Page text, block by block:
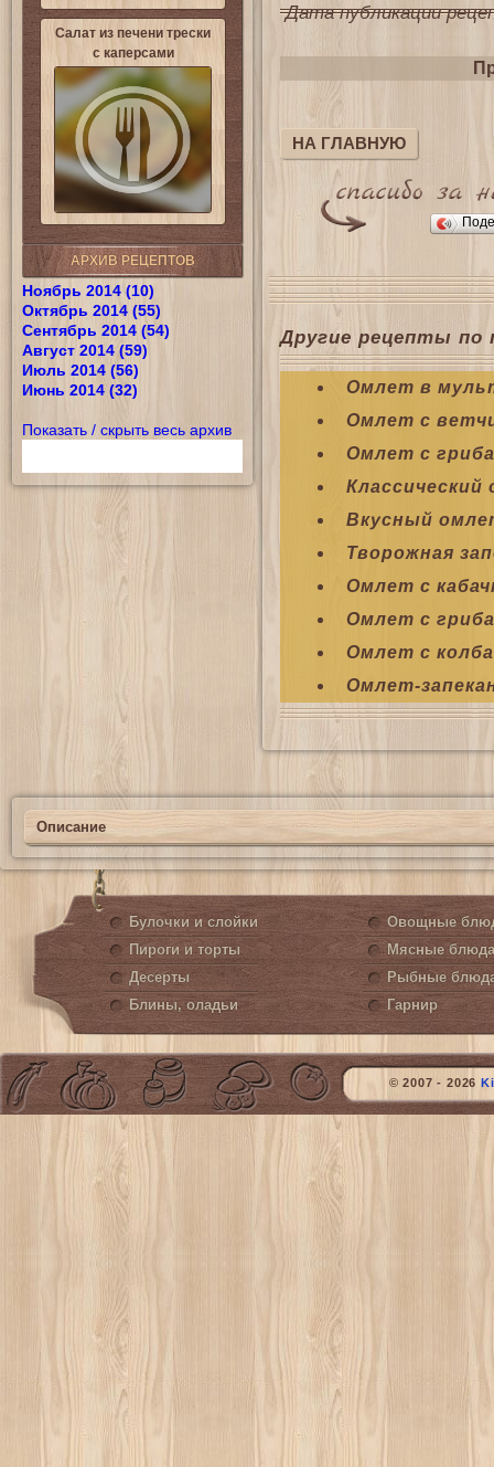
Салат из печени трески
с каперсами
АРХИВ РЕЦЕПТОВ
Ноябрь 2014 (10)
Октябрь 2014 (55)
Сентябрь 2014 (54)
Август 2014 (59)
Июль 2014 (56)
Июнь 2014 (32)
Показать / скрыть весь архив
Дата публикации
НА ГЛАВНУЮ
Другие рецепты по
Омлет в
Омлет с
Омлет с
Вкусный
Творожная
Омлет с
Омлет с
Омлет с
Омлет-
Описание
Булочки и слойки
Пироги и торты
Десерты
Блины, оладьи
Овощные
Мясные блюда
Рыбные
Гарнир
© 2007 - 2026